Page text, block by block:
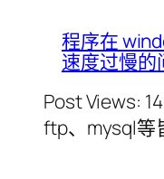
程序在
速度过慢的
Post Views:
ftp、mysql等